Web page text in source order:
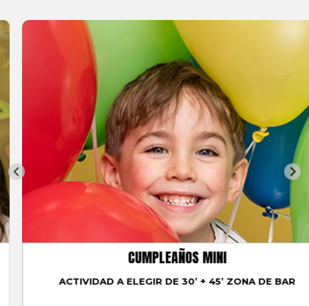
CUMPLEAÑOS MINI
ACTIVIDAD A ELEGIR DE 30’ + 45’ ZONA DE BAR